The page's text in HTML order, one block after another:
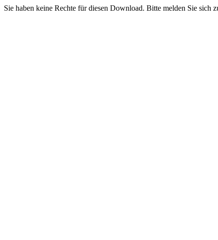
Sie haben keine Rechte für diesen Download. Bitte melden Sie sich